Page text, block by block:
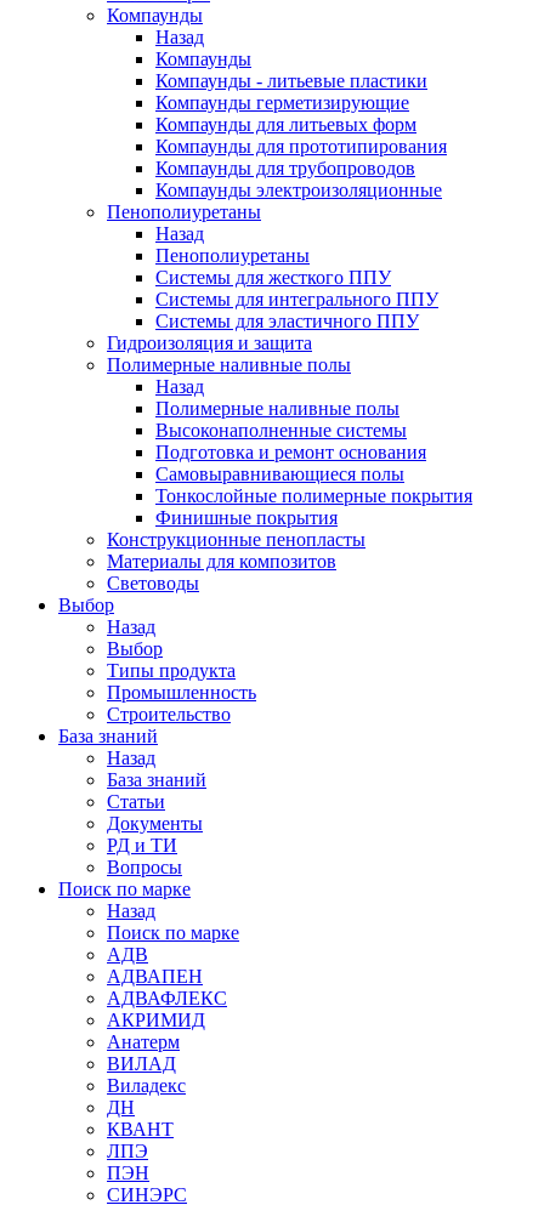
Компаунды
Назад
Компаунды
Компаунды - литьевые пластики
Компаунды герметизирующие
Компаунды для литьевых форм
Компаунды для прототипирования
Компаунды для трубопроводов
Компаунды электроизоляционные
Пенополиуретаны
Назад
Пенополиуретаны
Системы для жесткого ППУ
Системы для интегрального ППУ
Системы для эластичного ППУ
Гидроизоляция и защита
Полимерные наливные полы
Назад
Полимерные наливные полы
Высоконаполненные системы
Подготовка и ремонт основания
Самовыравнивающиеся полы
Тонкослойные полимерные покрытия
Финишные покрытия
Конструкционные пенопласты
Материалы для композитов
Световоды
Выбор
Назад
Выбор
Типы продукта
Промышленность
Строительство
База знаний
Назад
База знаний
Статьи
Документы
РД и ТИ
Вопросы
Поиск по марке
Назад
Поиск по марке
АДВ
АДВАПЕН
АДВАФЛЕКС
АКРИМИД
Анатерм
ВИЛАД
Виладекс
ДН
КВАНТ
ЛПЭ
ПЭН
СИНЭРС